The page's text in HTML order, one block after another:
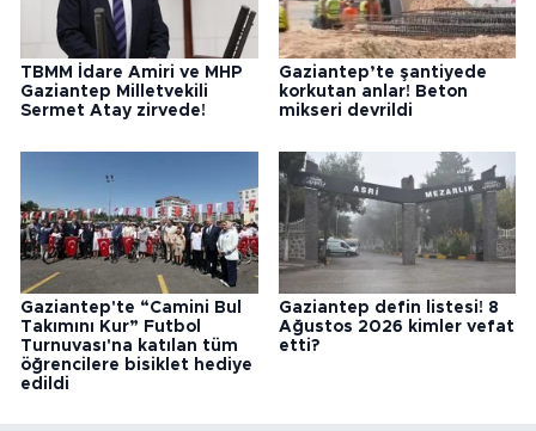
TBMM İdare Amiri ve MHP
Gaziantep Milletvekili
Sermet Atay zirvede!
Gaziantep’te şantiyede
korkutan anlar! Beton
mikseri devrildi
Gaziantep'te “Camini Bul
Takımını Kur” Futbol
Turnuvası'na katılan tüm
öğrencilere bisiklet hediye
edildi
Gaziantep defin listesi! 8
Ağustos 2026 kimler vefat
etti?